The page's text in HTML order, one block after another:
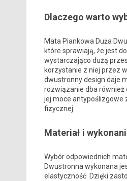
Dlaczego warto
Mata Piankowa Duża
które sprawiają, że jest
wystarczająco dużą
korzystanie z niej przez
dwustronny design daje
rozwiązanie dba również
jej moce antypoślizgowe
fizycznej.
Materiał i
Wybór odpowiednich
Dwustronna wykonana
elastyczność. Dzięki